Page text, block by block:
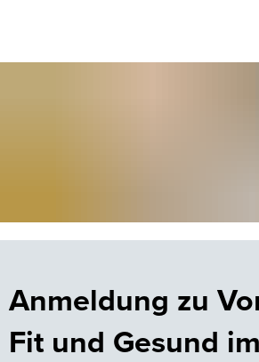
zu
Veranstaltungen
Anmeldung zu
Fit und Gesund im